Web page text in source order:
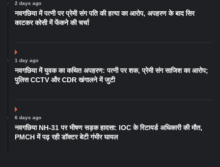
2 days ago
नवगछिया में पत्नी पर प्रेमी संग पति की हत्या का आरोप, अपहरण के बाद सिर
काटकर कोसी में फेंकने की चर्चा
1 day ago
नवगछिया में युवक का कथित अपहरण: पत्नी पर शक, प्रेमी संग साजिश का आरोप;
पुलिस CCTV और CDR खंगालने में जुटी
6 days ago
नवगछिया NH-31 पर भीषण सड़क हादसा: IOC के रिटायर्ड अधिकारी की मौत,
PMCH में पढ़ रही डॉक्टर बेटी गंभीर घायल